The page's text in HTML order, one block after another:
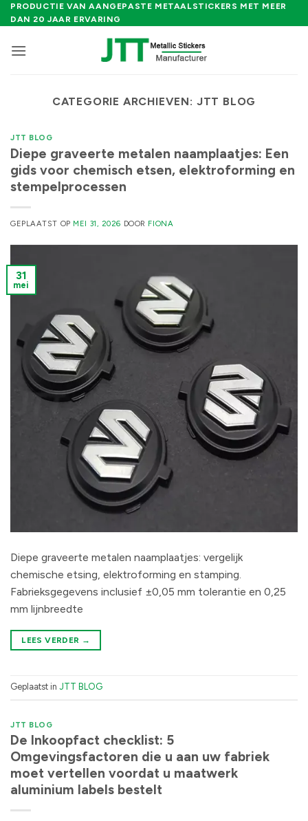
Ga
naar
PRODUCTIE VAN AANGEPASTE METAALSTICKERS MET MEER
DAN 20 JAAR ERVARING
CATEGORIE ARCHIEVEN: JTT BLOG
JTT BLOG
Diepe graveerte metalen naamplaatjes: Een
gids voor chemisch etsen, elektroforming en
stempelprocessen
GEPLAATST OP MEI 31, 2026 DOOR FIONA
31
mei
Diepe graveerte metalen naamplaatjes: vergelijk
chemische etsing, elektroforming en stamping.
Fabrieksgegevens inclusief ±0,05 mm tolerantie en 0,25
mm lijnbreedte
LEES VERDER →
Geplaatst in JTT BLOG
JTT BLOG
De Inkoopfact checklist: 5
Omgevingsfactoren die u aan uw fabriek
moet vertellen voordat u maatwerk
aluminium labels bestelt